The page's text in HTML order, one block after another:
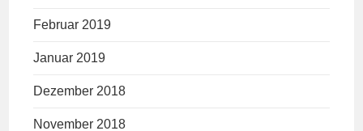
Februar 2019
Januar 2019
Dezember 2018
November 2018